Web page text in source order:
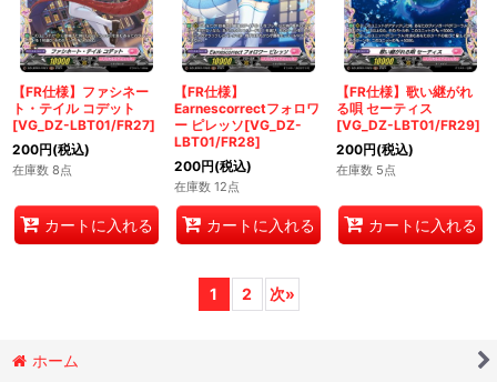
【FR仕様】ファシネー
ト・テイル コデット
[VG_DZ-LBT01/FR27]
200円(税込)
在庫数 8点
カートに入れる
【FR仕様】
Earnescorrectフォロワ
ー ピレッソ[VG_DZ-
LBT01/FR28]
200円(税込)
在庫数 12点
カートに入れる
【FR仕様】歌い継がれ
る唄 セーティス
[VG_DZ-LBT01/FR29]
200円(税込)
在庫数 5点
カートに入れる
1 2 次»
ホーム